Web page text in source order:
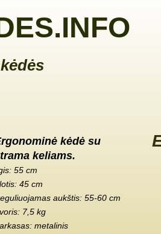
kėdė su
keliams.
55 cm
45 cm
aukštis: 55-60 cm
7,5 kg
metalinis